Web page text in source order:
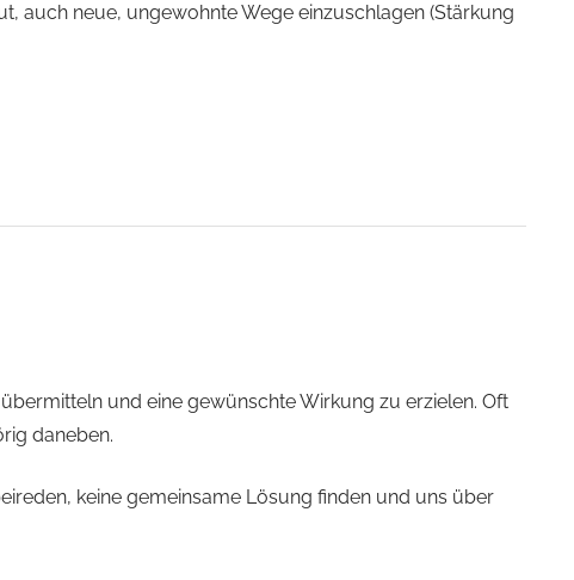
auch neue, ungewohnte Wege einzuschlagen (Stärkung
und eine gewünschte Wirkung zu erzielen. Oft
daneben.
keine gemeinsame Lösung finden und uns über